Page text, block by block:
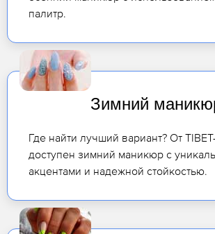
палитр.
Зимний
Где найти лучший вариант? От
доступен зимний маникюр с
акцентами и надежной стойкостью.